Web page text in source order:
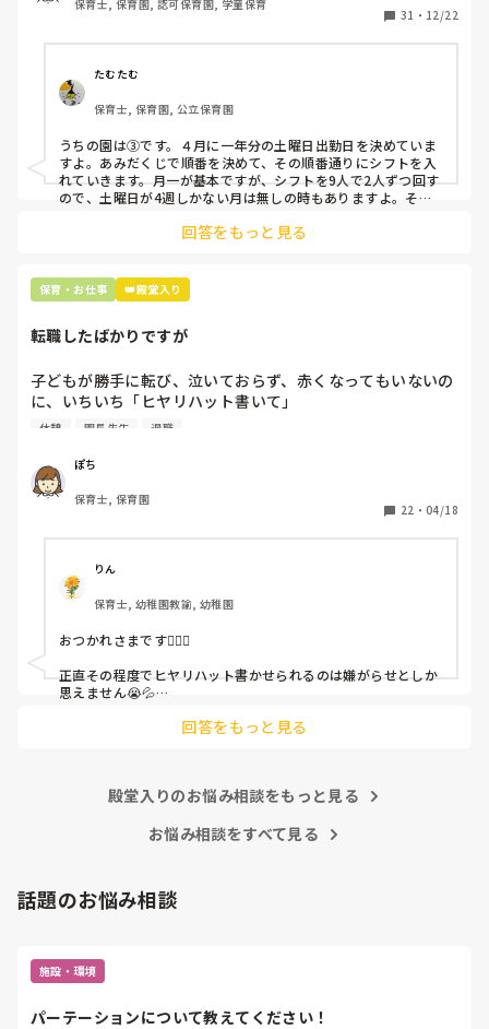
①土曜日の希望休は2日まで、と制限をかける
②毎月、必ず土曜保育に入ることのできる日を1日だけピッ
クアップしてもらう
③仮シフトが出た時、土曜出勤が難しければ自身で代わりの
人を交渉して見つけてもらう
上記のいずれかの対策を取り入れることを考えています。
保育士, 保育園, 認可保育園, 学童保育
31 ・ 12/22
たむたむ
保育士, 保育園, 公立保育園
うちの園は③です。４月に一年分の土曜日出勤日を決めていま
すよ。あみだくじで順番を決めて、その順番通りにシフトを入
れていきます。月一が基本ですが、シフトを9人で2人ずつ回す
ので、土曜日が4週しかない月は無しの時もありますよ。その
て貰い、主任に報告してます。
回答をもっと見る
保育・お仕事 👑殿堂入り
転職したばかりですが
子どもが勝手に転び、泣いておらず、赤くなってもいないの
に、いちいち「ヒヤリハット書いて」
と書かされ
（そう言う本人は書かない）
しかも、上司に↑この内容でも
ちゃんと考えて対策を練って書き込むようにと。
呼ばれて一緒に対策を考えさせられること多数
これだけで30〜40分拘束されて辛いです
皆さんの園はどうですか?
休憩 園長先生 退職
ぽち
保育士, 保育園
22 ・ 04/18
りん
保育士, 幼稚園教諭, 幼稚園
おつかれさまです🙇🏻‍♀️
正直その程度でヒヤリハット書かせられるのは嫌がらせとしか
思えません😭💦
回答をもっと見る
殿堂入りのお悩み相談をもっと見る
お悩み相談をすべて見る
話題のお悩み相談
施設・環境
パーテーションについて教えてください！